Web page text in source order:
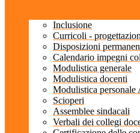
Inclusione
Curricoli -
Disposizioni
Calendario impegni
Modulistica generale
Modulistica docenti
Modulistica personale
Scioperi
Assemblee sindacali
Verbali dei collegi